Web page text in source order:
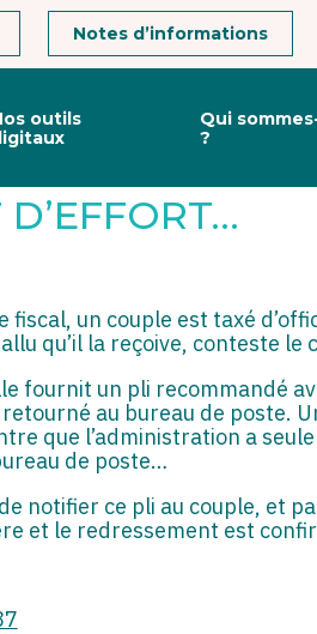
Notes d’informations
outils
Qui
?
fiscal, un couple est taxé
qu’il la reçoive, conteste le
fournit un pli recommandé
au bureau de poste.
que l’administration a
de poste…
notifier ce pli au couple, et
et le redressement est